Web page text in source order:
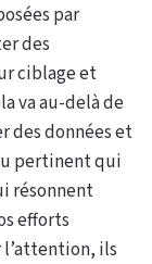
par
des
ciblage et
va au-delà de
des données et
pertinent qui
résonnent
efforts
ils